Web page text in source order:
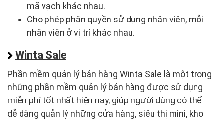
mã vạch khác nhau.
Cho phép phân quyền sử dụng nhân viên, mỗi
nhân viên ở vị trí khác nhau.
Winta Sale
Phần mềm quản lý bán hàng Winta Sale là một trong
những phần mềm quản lý bán hàng được sử dụng
miễn phí tốt nhất hiện nay, giúp người dùng có thể
dễ dàng quản lý những cửa hàng, siêu thị mini, kho